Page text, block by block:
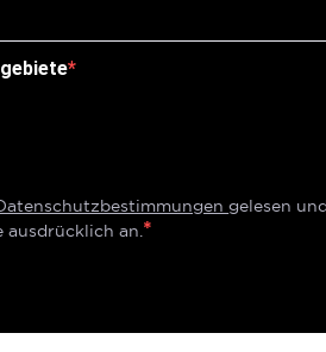
gelesen und
ausdrücklich an.